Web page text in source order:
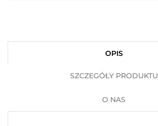
OPIS
SZCZEGÓŁY PRODUKTU
O NAS